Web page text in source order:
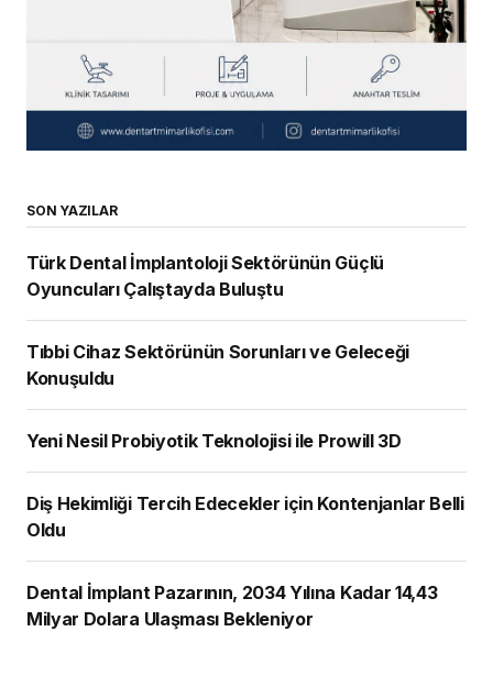
SON YAZILAR
Türk Dental İmplantoloji Sektörünün Güçlü
Oyuncuları Çalıştayda Buluştu
Tıbbi Cihaz Sektörünün Sorunları ve Geleceği
Konuşuldu
Yeni Nesil Probiyotik Teknolojisi ile Prowill 3D
Diş Hekimliği Tercih Edecekler için Kontenjanlar Belli
Oldu
Dental İmplant Pazarının, 2034 Yılına Kadar 14,43
Milyar Dolara Ulaşması Bekleniyor